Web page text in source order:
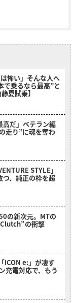
怖い」そんな人へ
で乗るなら最高”と
夏試乗】
高だ」ベテラン編
走り”に魂を奪わ
STYLE」
、純正の枠を超
の新次元。MTの
の衝撃
ICON e:」が凄す
充電対応で、もう